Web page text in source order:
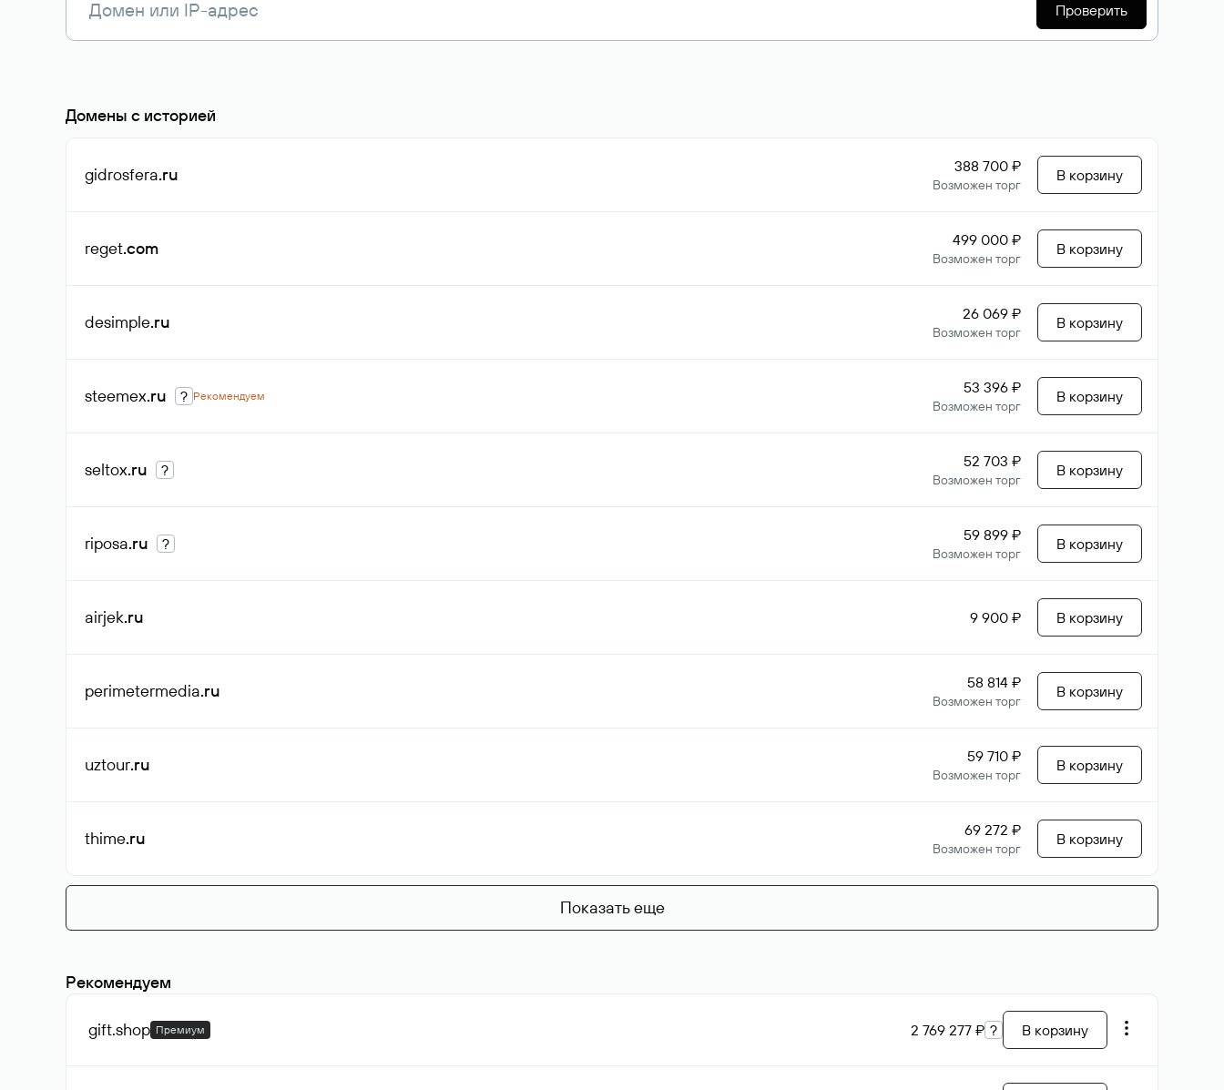
Проверить
Домены с историей
gidrosfera.ru 388 700 ₽
Возможен торг
В корзину
reget.com 499 000 ₽
Возможен торг
В корзину
desimple.ru 26 069 ₽
Возможен торг
В корзину
steemex.ru ? Рекомендуем 53 396 ₽
Возможен торг
В корзину
seltox.ru ? 52 703 ₽
Возможен торг
В корзину
riposa.ru ? 59 899 ₽
Возможен торг
В корзину
airjek.ru 9 900 ₽ В корзину
perimetermedia.ru 58 814 ₽
Возможен торг
В корзину
uztour.ru 59 710 ₽
Возможен торг
В корзину
thime.ru 69 272 ₽
Возможен торг
В корзину
Показать еще
Рекомендуем
gift.shop Премиум 2 769 277 ₽ ? В корзину